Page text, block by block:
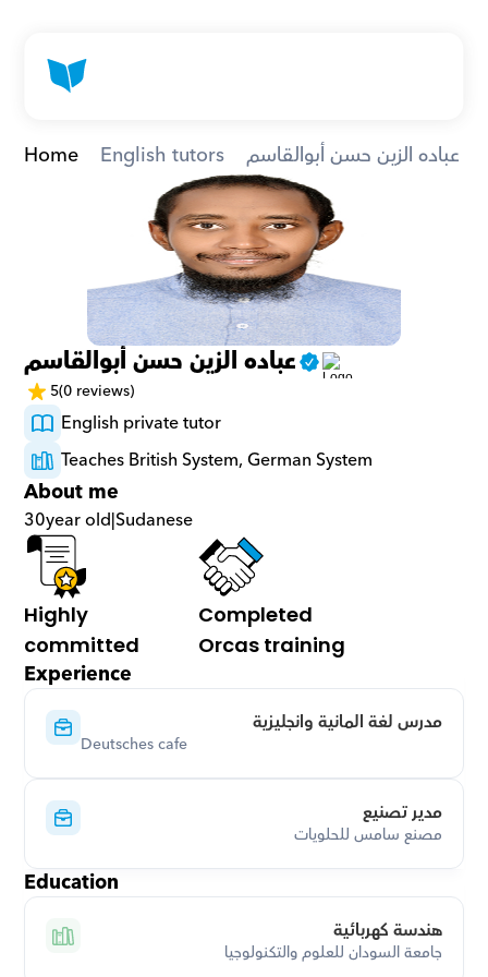
Home English tutors عباده الزين حسن أبوالقاسم
عباده الزين حسن أبوالقاسم
5(0 reviews)
English private tutor
Teaches British System, German System
About me
30year old|Sudanese
Highly
committed
Completed
Orcas training
Experience
مدرس لغة المانية وانجليزية
Deutsches cafe
مدير تصنيع
مصنع سامس للحلويات
Education
هندسة كهربائية
جامعة السودان للعلوم والتكنولوجيا